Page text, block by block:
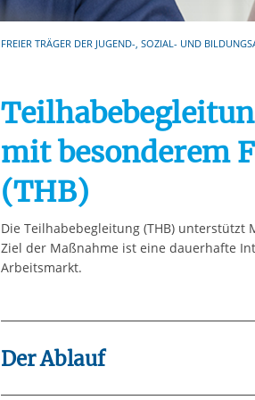
Ihre etwaige Einwilligung
aufgrund berechtigter
FREIER TRÄGER DER JUGEND-, SOZIAL- UND
mit besonderem
(THB)
Die Teilhabebegleitung (THB)
Ziel der Maßnahme ist eine dauerhafte
Arbeitsmarkt.
Der Ablauf